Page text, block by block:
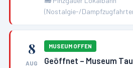
(Nostalgie-/
8
AUG
MUSEUM OFFEN
Geöffnet – Museum